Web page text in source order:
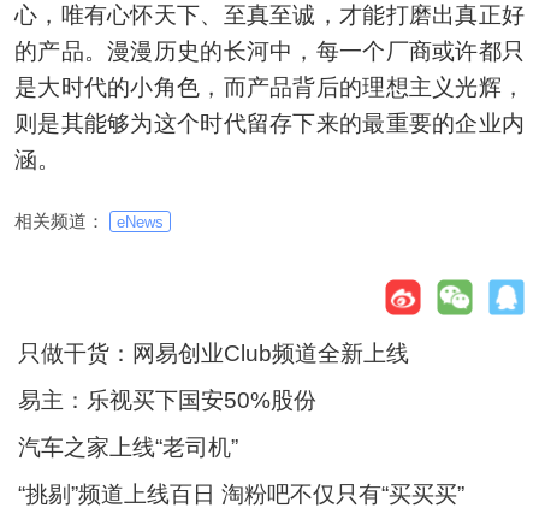
心，唯有心怀天下、至真至诚，才能打磨出真正好
的产品。漫漫历史的长河中，每一个厂商或许都只
是大时代的小角色，而产品背后的理想主义光辉，
则是其能够为这个时代留存下来的最重要的企业内
涵。
相关频道： eNews
只做干货：网易创业Club频道全新上线
易主：乐视买下国安50%股份
汽车之家上线“老司机”
“挑剔”频道上线百日 淘粉吧不仅只有“买买买”